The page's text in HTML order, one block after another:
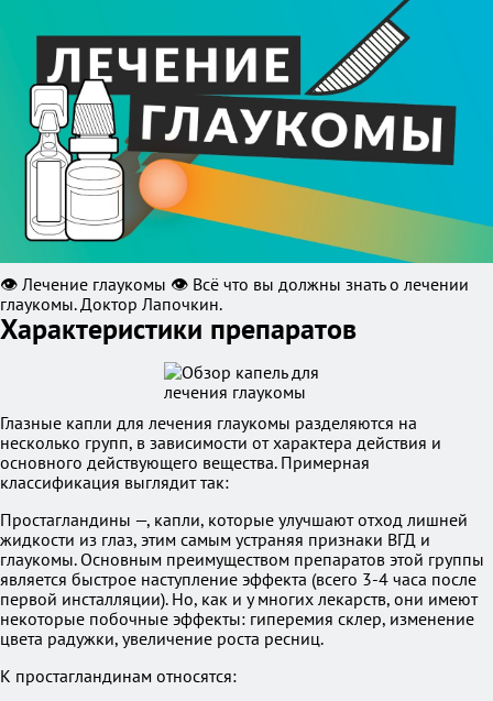
👁️ Лечение глаукомы 👁️ Всё что вы должны знать о лечении
глаукомы. Доктор Лапочкин.
Характеристики препаратов
Глазные капли для лечения глаукомы разделяются на
несколько групп, в зависимости от характера действия и
основного действующего вещества. Примерная
классификация выглядит так:
Простагландины —, капли, которые улучшают отход лишней
жидкости из глаз, этим самым устраняя признаки ВГД и
глаукомы. Основным преимуществом препаратов этой группы
является быстрое наступление эффекта (всего 3-4 часа после
первой инсталляции). Но, как и у многих лекарств, они имеют
некоторые побочные эффекты: гиперемия склер, изменение
цвета радужки, увеличение роста ресниц.
К простагландинам относятся: